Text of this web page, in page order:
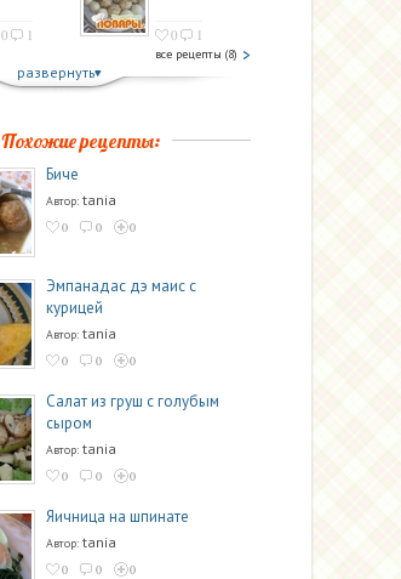
0 1 0 1
все рецепты (8)
развернуть
Похожие рецепты:
Биче
Автор: tania
0 0 0
Эмпанадас дэ маис с
курицей
Автор: tania
0 0 0
Салат из груш с голубым
сыром
Автор: tania
0 0 0
Яичница на шпинате
Автор: tania
0 0 0